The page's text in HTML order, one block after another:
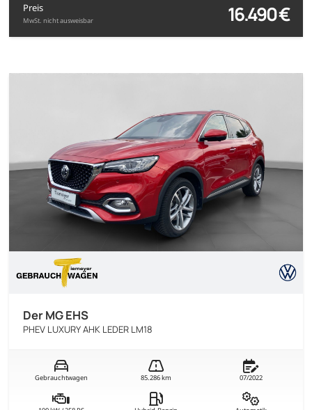
Preis
MwSt. nicht ausweisbar 16.490 €
Der MG EHS
PHEV LUXURY AHK LEDER LM18
Gebrauchtwagen 85.286 km 07/2022